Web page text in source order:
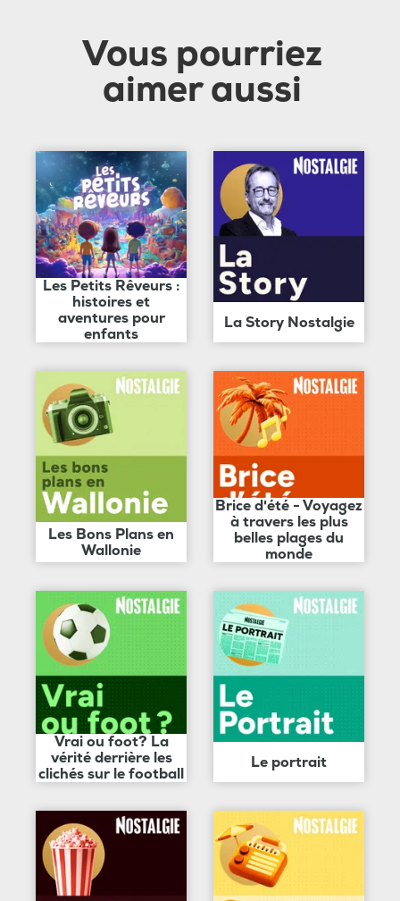
Vous pourriez
aimer aussi
Les Petits Rêveurs :
histoires et
aventures pour
enfants
La Story Nostalgie
Les Bons Plans en
Wallonie
Brice d'été - Voyagez
à travers les plus
belles plages du
monde
Vrai ou foot? La
vérité derrière les
clichés sur le football
Le portrait